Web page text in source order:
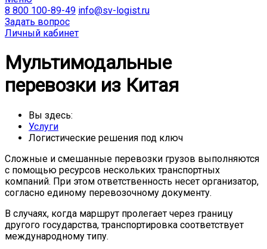
8 800 100-89-49 info@sv-logist.ru
Задать вопрос
Личный кабинет
Мультимодальные
перевозки из Китая
Вы здесь:
Услуги
Логистические решения под ключ
Сложные и смешанные перевозки грузов выполняются
с помощью ресурсов нескольких транспортных
компаний. При этом ответственность несет организатор,
согласно единому перевозочному документу.
В случаях, когда маршрут пролегает через границу
другого государства, транспортировка соответствует
международному типу.